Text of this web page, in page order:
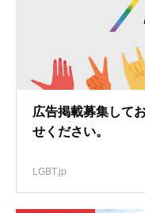
広告掲載募集して
せください。
LGBT.jp